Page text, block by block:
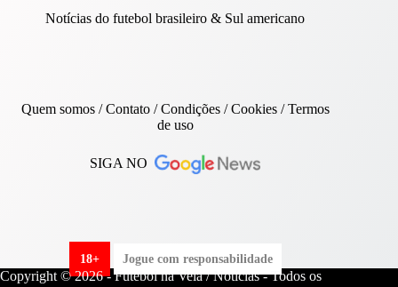
Notícias do futebol brasileiro & Sul americano
Quem somos/Contato/ Condições /Cookies/Termos
de uso
SIGA NO
18+ Jogue com responsabilidade
Copyright © 2026 - Futebol na Veia / Notícias - Todos os